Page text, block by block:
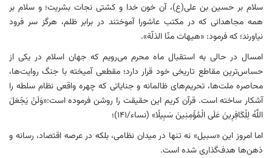
سلام بر حسین بن علی(ع)، آن خون خدا و کشتی نجات بشریت؛ و سلام بر
همه مجاهدانی که در مکتب عاشورا آموختند در برابر ظلم، هرگز سر فرود
نیاورند؛ که فرمود: «هیهات منّا الذلّة».
امسال در حالی به استقبال ماه محرم می‌رویم که جهان اسلام در یکی از
حساس‌ترین مقاطع تاریخی خود قرار دارد؛ مقطعی آمیخته با جنگ روایت‌ها،
محاصره ملت‌ها، تحریم‌های ظالمانه و جنایاتی که چهره واقعی نظام سلطه را
آشکار ساخته است. قرآن کریم این حقیقت را روشن فرموده است:«وَلَنْ یَجْعَلَ
اللَّهُ لِلْکَافِرِینَ عَلَی الْمُؤْمِنِینَ سَبِیلًا» (نساء/۱۴۱)؛
اما امروز این «سبیل» نه تنها در میدان نظامی، بلکه در عرصه اقتصاد، رسانه و
ذهن‌ها هدف‌گذاری شده است.